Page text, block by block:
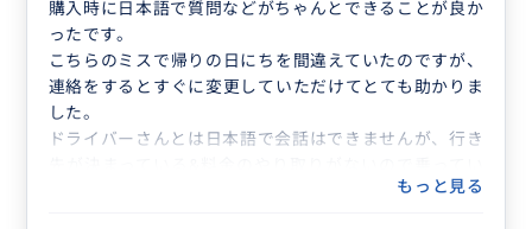
購入時に日本語で質問などがちゃんとできることが良か
ったです。
こちらのミスで帰りの日にちを間違えていたのですが、
連絡をするとすぐに変更していただけてとても助かりま
した。
ドライバーさんとは日本語で会話はできませんが、行き
るだけでいいので困ることはありませんでした。もっと見る